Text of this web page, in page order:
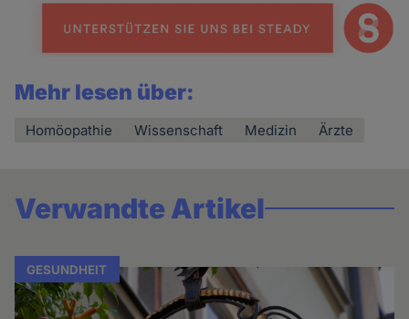
Mehr lesen über:
Homöopathie Wissenschaft Medizin Ärzte
Verwandte Artikel
GESUNDHEIT